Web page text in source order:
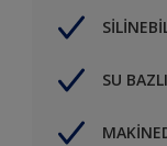
SU BAZLI